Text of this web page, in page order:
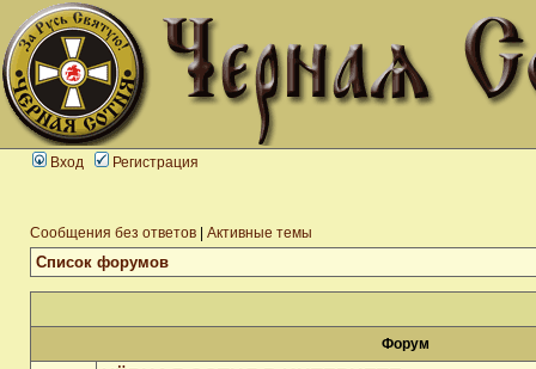
Вход Регистрация
Сообщения без ответов Активные темы
Список форумов
Форум